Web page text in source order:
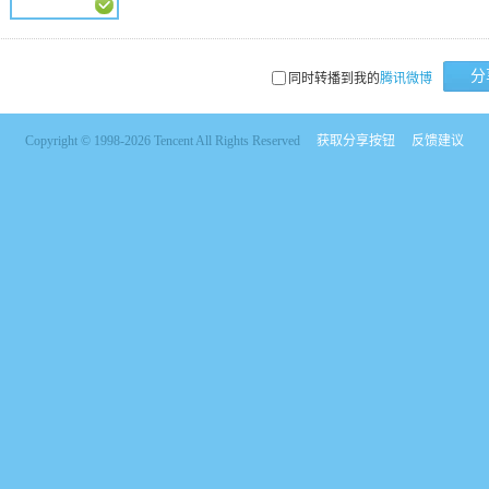
同时转播到我的腾讯微博 分
Copyright © 1998-2026 Tencent All Rights Reserved 获取分享按钮 反馈建议